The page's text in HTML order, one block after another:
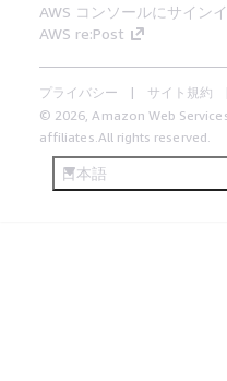
AWS コンソールにサイン
AWS re:Post
プライバシー サイト規約
© 2026, Amazon Web
affiliates.All rights reserved.
日本語